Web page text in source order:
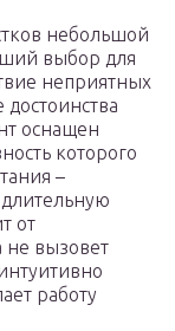
небольшой
выбор для
неприятных
оснащен
которого
–
от
не вызовет
работу